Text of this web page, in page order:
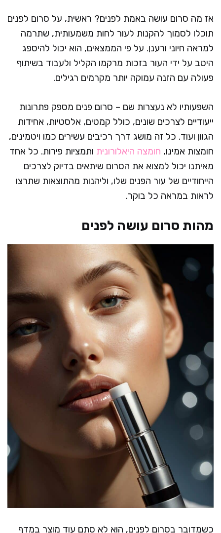
אז מה סרום עושה באמת לפנים? ראשית, על סרום לפנים
תוכלו לסמוך להקנות לעור לחות משמעותית, שתרמה
למראה חיוני ורענן. על פי הממצאים, הוא יכול להיספג
היטב על ידי העור בזכות מרקמו הקליל ולעבוד בשיתוף
פעולה עם הזנה עמוקה יותר מקרמים רגילים.
השפעותיו לא נעצרות שם – סרום פנים מספק פתרונות
ייעודיים לצרכים שונים, כולל קמטים, אלסטיות, אחידות
הגוון ועוד. כל זה מושג דרך רכיבים עשירים כמו ויטמינים,
חומצות אמינו, חומצה היאלורונית ותמציות פירות. כל אחד
מאיתנו יכול למצוא את הסרום שיתאים בדיוק לצרכים
הייחודיים של עור הפנים שלו, וליהנות מהתוצאות שתרצו
לראות במראה כל בוקר.
מהות סרום עושה לפנים
כשמדובר בסרום לפנים, הוא לא סתם עוד מוצר במדף